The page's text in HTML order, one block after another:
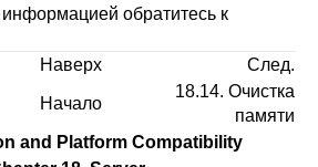
обратитесь к
Наверх
След.
Начало
18.14. Очистка
памяти
and Platform Compatibility